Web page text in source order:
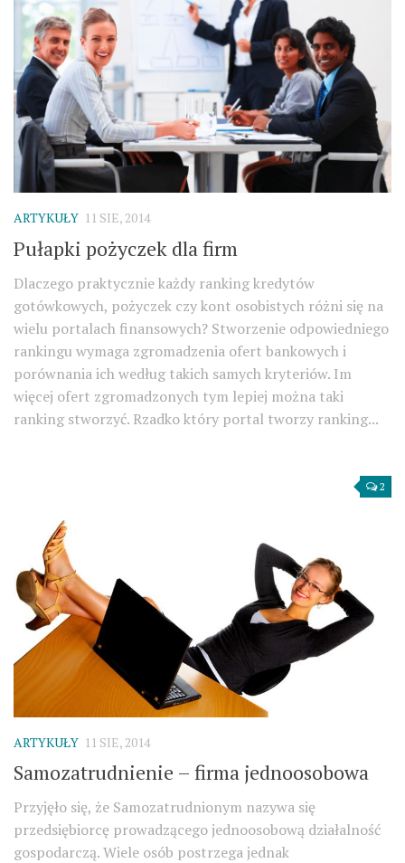
ARTYKUŁY 11 SIE, 2014
Pułapki pożyczek dla firm
Dlaczego praktycznie każdy ranking kredytów
gotówkowych, pożyczek czy kont osobistych różni się na
wielu portalach finansowych? Stworzenie odpowiedniego
rankingu wymaga zgromadzenia ofert bankowych i
porównania ich według takich samych kryteriów. Im
więcej ofert zgromadzonych tym lepiej można taki
ranking stworzyć. Rzadko który portal tworzy ranking...
2
ARTYKUŁY 11 SIE, 2014
Samozatrudnienie – firma jednoosobowa
Przyjęło się, że Samozatrudnionym nazywa się
przedsiębiorcę prowadzącego jednoosobową działalność
gospodarczą. Wiele osób postrzega jednak